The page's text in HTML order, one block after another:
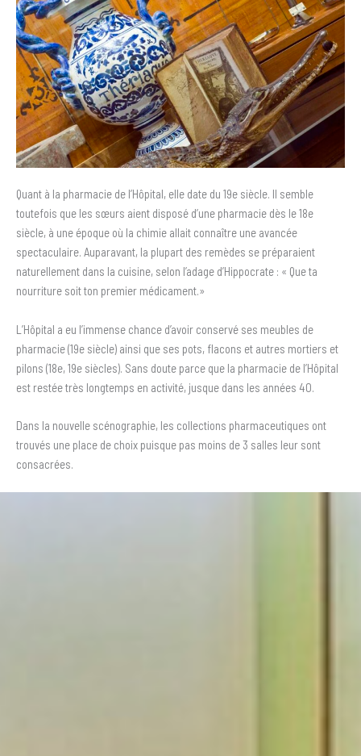
Quant à la pharmacie de l’Hôpital, elle date du 19e siècle. Il semble
toutefois que les sœurs aient disposé d’une pharmacie dès le 18e
siècle, à une époque où la chimie allait connaître une avancée
spectaculaire. Auparavant, la plupart des remèdes se préparaient
naturellement dans la cuisine, selon l’adage d’Hippocrate : « Que ta
nourriture soit ton premier médicament.»
L’Hôpital a eu l’immense chance d’avoir conservé ses meubles de
pharmacie (19e siècle) ainsi que ses pots, flacons et autres mortiers et
pilons (18e, 19e siècles). Sans doute parce que la pharmacie de l’Hôpital
est restée très longtemps en activité, jusque dans les années 40.
Dans la nouvelle scénographie, les collections pharmaceutiques ont
trouvés une place de choix puisque pas moins de 3 salles leur sont
consacrées.